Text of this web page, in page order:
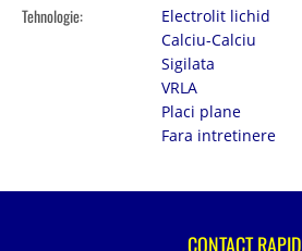
Tehnologie:
Electrolit lichid
Calciu-Calciu
Sigilata
VRLA
Placi plane
Fara intretinere
CONTACT RAPID